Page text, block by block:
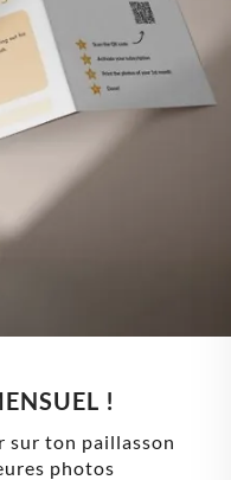
!
sur ton paillasson
photos